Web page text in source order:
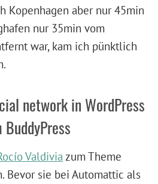
Kopenhagen aber nur 45min
nur 35min vom
war, kam ich pünktlich
network in WordPress
Valdivia zum Theme
Bevor sie bei Automattic als